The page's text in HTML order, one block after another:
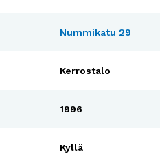
Nummikatu 29
Kerrostalo
1996
Kyllä